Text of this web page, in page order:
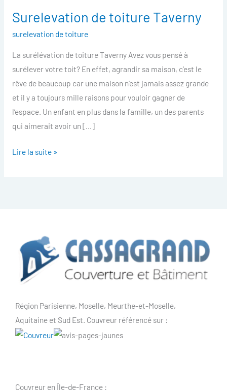
Surelevation de toiture Taverny
surelevation de toiture
La surélévation de toiture Taverny Avez vous pensé à
surélever votre toit? En effet, agrandir sa maison, c’est le
rêve de beaucoup car une maison n’est jamais assez grande
et il y a toujours mille raisons pour vouloir gagner de
l’espace. Un enfant en plus dans la famille, un des parents
qui aimerait avoir un […]
Surelevation
Taverny
Lire la suite »
Région Parisienne, Moselle, Meurthe-et-Moselle,
Aquitaine et Sud Est. Couvreur référencé sur :
Couvreur en Île-de-France :